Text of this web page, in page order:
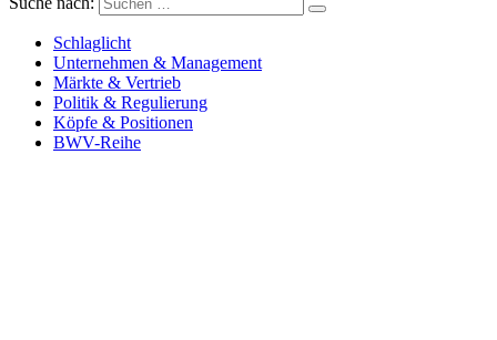
Versicherungswirtschaft-heute
Schlaglicht
Unternehmen & Management
Märkte & Vertrieb
Politik & Regulierung
Köpfe & Positionen
BWV-Reihe